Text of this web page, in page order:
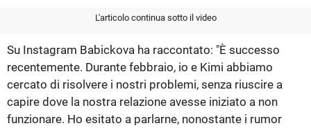
L'articolo continua sotto il video
Su Instagram Babickova ha raccontato: "È successo
recentemente. Durante febbraio, io e Kimi abbiamo
cercato di risolvere i nostri problemi, senza riuscire a
capire dove la nostra relazione avesse iniziato a non
funzionare. Ho esitato a parlarne, nonostante i rumor